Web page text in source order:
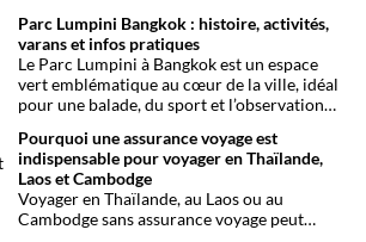
transports et bien plus encore pour rendre
votre séjour aussi facile que possible.
Parc Lumpini Bangkok : histoire, activités,
varans et infos pratiques
Le Parc Lumpini à Bangkok est un espace
vert emblématique au cœur de la ville, idéal
pour une balade, du sport et l’observation
Pourquoi une assurance voyage est
indispensable pour voyager en Thaïlande,
Laos et Cambodge
Voyager en Thaïlande, au Laos ou au
Cambodge sans assurance voyage peut